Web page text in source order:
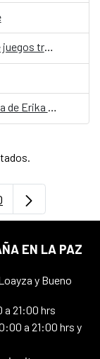
Taller teórico-práctico de fabricación de juegos tradicionales
Visita mediada a la muestra Bendita Agua de Erika Ewel
intermedias
EN LA PAZ
y Bueno
a 21:00 hrs
a 21:00 hrs y